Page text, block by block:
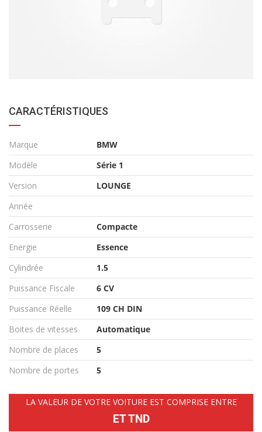
CARACTÉRISTIQUES
Marque
BMW
Modèle
Série 1
Version
LOUNGE
Année
Carrosserie
Compacte
Energie
Essence
Cylindrée
1.5
Puissance Fiscale
6 CV
Puissance Réelle
109 CH DIN
Boites de vitesses
Automatique
Nombre de places
5
Nombre de portes
5
LA VALEUR DE VOTRE VOITURE EST COMPRISE ENTRE
ET TND